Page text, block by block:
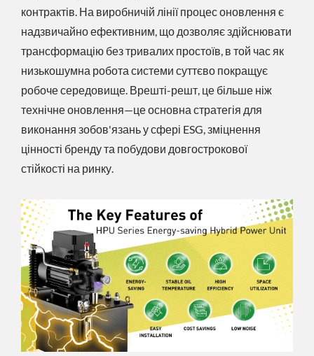
контрактів. На виробничій лінії процес оновлення є
надзвичайно ефективним, що дозволяє здійснювати
трансформацію без тривалих простоїв, в той час як
низькошумна робота системи суттєво покращує
робоче середовище. Врешті-решт, це більше ніж
технічне оновлення—це основна стратегія для
виконання зобов'язань у сфері ESG, зміцнення
цінності бренду та побудови довгострокової
стійкості на ринку.